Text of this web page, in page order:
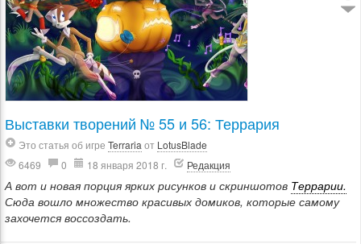
Выставки творений № 55 и 56: Террария
Это статья об игре Terraria от LotusBlade
6469
0 18 января 2018 г. Редакция
А вот и новая порция ярких рисунков и скриншотов Террарии.
Сюда вошло множество красивых домиков, которые самому
захочется воссоздать.